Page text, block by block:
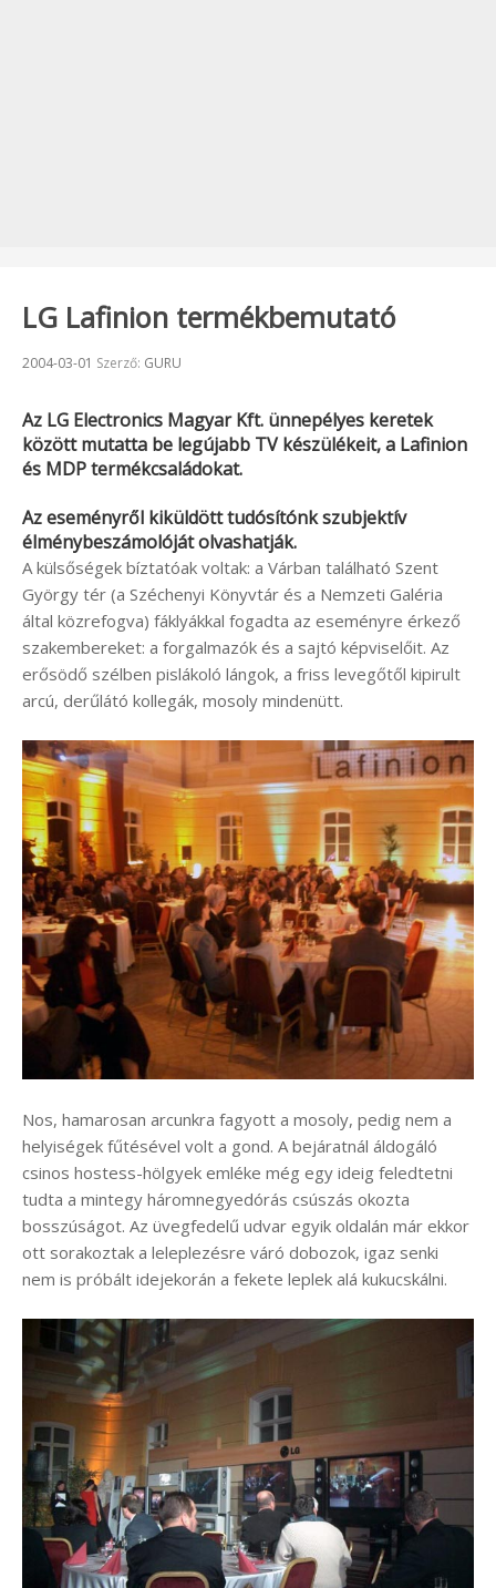
LG Lafinion termékbemutató
Beküldve:
2004-03-01 Szerző: GURU
Az LG Electronics Magyar Kft. ünnepélyes keretek
között mutatta be legújabb TV készülékeit, a Lafinion
és MDPtermékcsaládokat.
Az eseményről kiküldött tudósítónk szubjektív
élménybeszámolóját olvashatják.
A külsőségek bíztatóak voltak: a Várban található Szent
György tér (a Széchenyi Könyvtár és a Nemzeti Galéria
által közrefogva) fáklyákkal fogadta az eseményre érkező
szakembereket: a forgalmazók és a sajtó képviselőit. Az
erősödő szélben pislákoló lángok, a friss levegőtől kipirult
arcú, derűlátó kollegák, mosoly mindenütt.
Nos, hamarosan arcunkra fagyott a mosoly, pedig nem a
helyiségek fűtésével volt a gond. A bejáratnál áldogáló
csinos hostess-hölgyek emléke még egy ideig feledtetni
tudta a mintegy háromnegyedórás csúszás okozta
bosszúságot. Az üvegfedelű udvar egyik oldalán már ekkor
ott sorakoztak a leleplezésre váró dobozok, igaz senki
nem is próbált idejekorán a fekete leplek alá kukucskálni.